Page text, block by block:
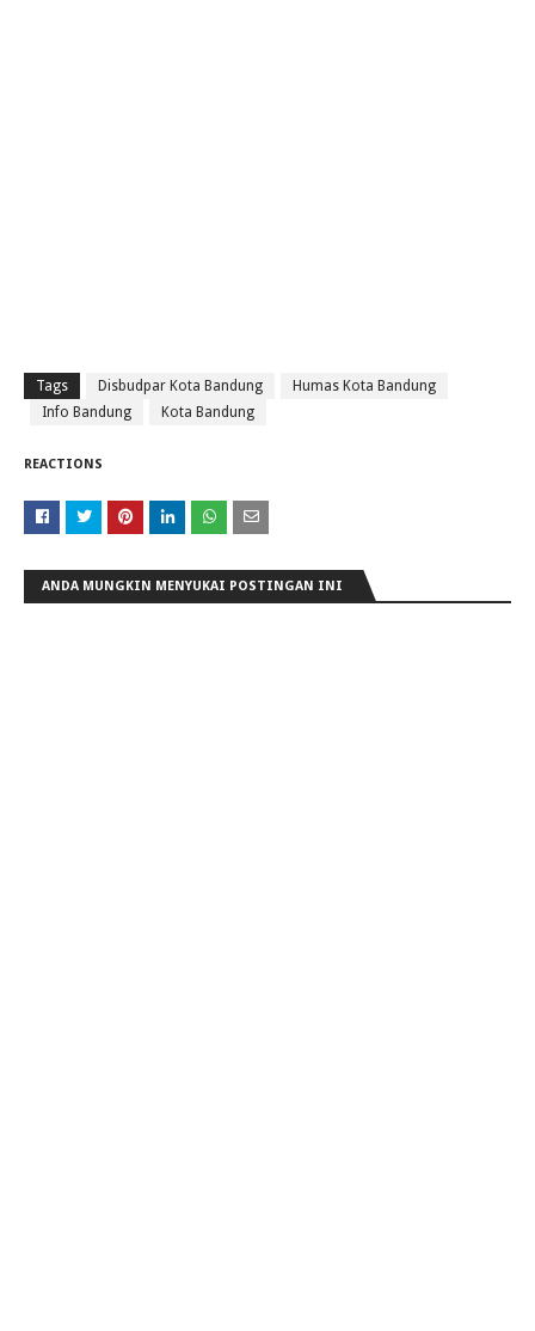
Tags Disbudpar Kota Bandung
Humas Kota Bandung
Info Bandung
Kota Bandung
REACTIONS
ANDA MUNGKIN MENYUKAI POSTINGAN INI